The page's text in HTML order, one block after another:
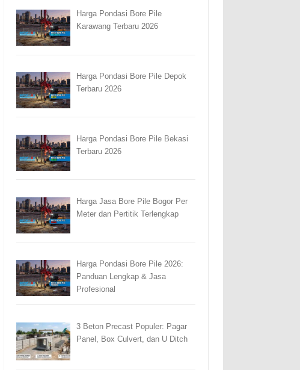
Harga Pondasi Bore Pile
Karawang Terbaru 2026
Harga Pondasi Bore Pile Depok
Terbaru 2026
Harga Pondasi Bore Pile Bekasi
Terbaru 2026
Harga Jasa Bore Pile Bogor Per
Meter dan Pertitik Terlengkap
Harga Pondasi Bore Pile 2026:
Panduan Lengkap & Jasa
Profesional
3 Beton Precast Populer: Pagar
Panel, Box Culvert, dan U Ditch